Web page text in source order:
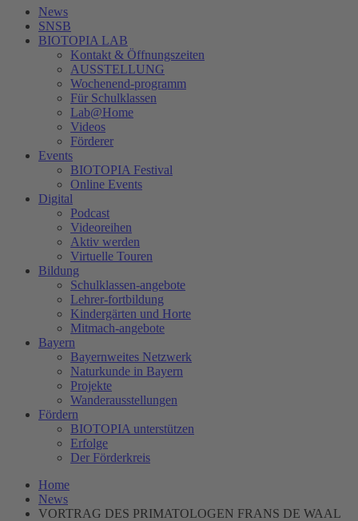
News
SNSB
BIOTOPIA LAB
Kontakt & Öffnungszeiten
AUSSTELLUNG
Wochenend-programm
Für Schulklassen
Lab@Home
Videos
Förderer
Events
BIOTOPIA Festival
Online Events
Digital
Podcast
Videoreihen
Aktiv werden
Virtuelle Touren
Bildung
Schulklassen-angebote
Lehrer-fortbildung
Kindergärten und Horte
Mitmach-angebote
Bayern
Bayernweites Netzwerk
Naturkunde in Bayern
Projekte
Wanderausstellungen
Fördern
BIOTOPIA unterstützen
Erfolge
Der Förderkreis
Home
News
VORTRAG DES PRIMATOLOGEN FRANS DE WAAL